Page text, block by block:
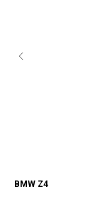
BMW Z4